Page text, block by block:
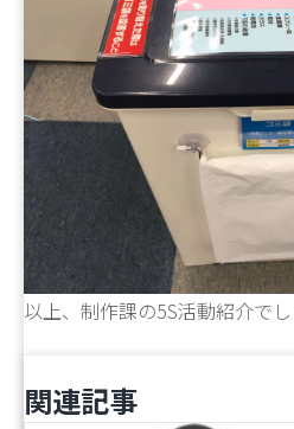
以上、制作課の5S活動紹介で
関連記事